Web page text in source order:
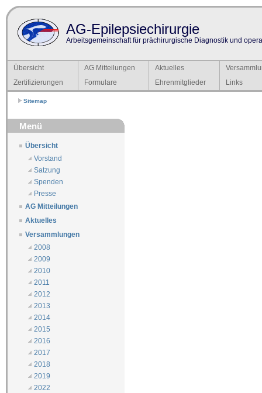
AG-Epilepsiechirurgie
Arbeitsgemeinschaft für prächirurgische Diagnostik und
Übersicht AG Mitteilungen Aktuelles
Zertifizierungen
Formulare Ehrenmitglieder Links
Sitemap
Menü
Übersicht
Vorstand
Satzung
Spenden
Presse
AG Mitteilungen
Aktuelles
Versammlungen
2008
2009
2010
2011
2012
2013
2014
2015
2016
2017
2018
2019
2022